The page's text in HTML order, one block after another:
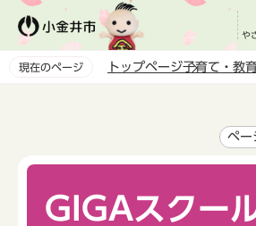
ペ
や
現在のページ トップページ子育て・教
ペ
GIGAスクー